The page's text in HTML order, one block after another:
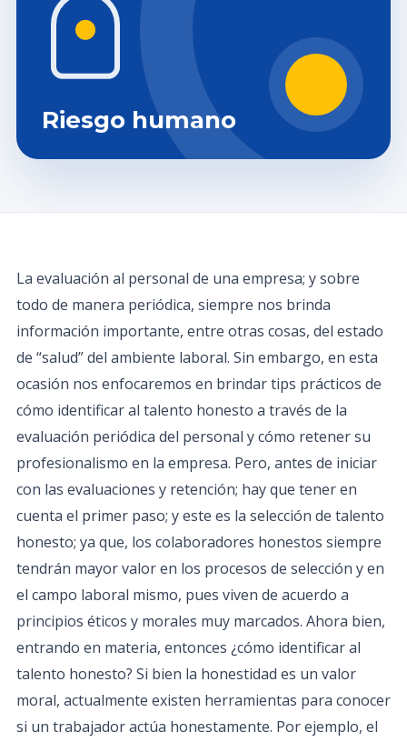
Riesgo humano
La evaluación al personal de una empresa; y sobre
todo de manera periódica, siempre nos brinda
información importante, entre otras cosas, del estado
de “salud” del ambiente laboral. Sin embargo, en esta
ocasión nos enfocaremos en brindar tips prácticos de
cómo identificar al talento honesto a través de la
evaluación periódica del personal y cómo retener su
profesionalismo en la empresa. Pero, antes de iniciar
con las evaluaciones y retención; hay que tener en
cuenta el primer paso; y este es la selección de talento
honesto; ya que, los colaboradores honestos siempre
tendrán mayor valor en los procesos de selección y en
el campo laboral mismo, pues viven de acuerdo a
principios éticos y morales muy marcados. Ahora bien,
entrando en materia, entonces ¿cómo identificar al
talento honesto? Si bien la honestidad es un valor
moral, actualmente existen herramientas para conocer
si un trabajador actúa honestamente. Por ejemplo, el